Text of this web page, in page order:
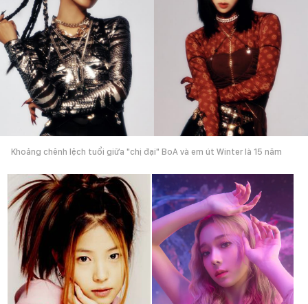
Khoảng chênh lệch tuổi giữa "chị đại" BoA và em út Winter là 15 năm